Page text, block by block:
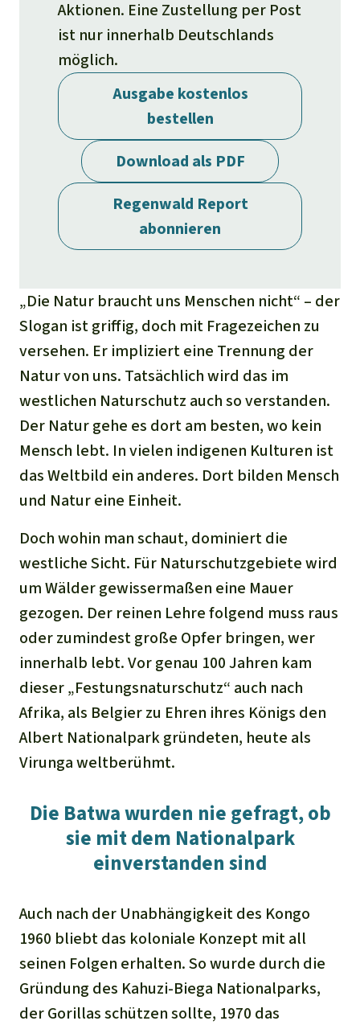
Aluminium
Gold
Fleisch und Soja
Landraub
Wilderei
Staudämme
Zement und Beton
Ältere Ausgaben
Transparenz
Freianzeigen
Italiano
Português
Indonesia
Waldschutz
Schutz von Indigenen
Spenden für eine Region
Südostasien
Lateinamerika
Aktionen. Eine Zustellung per Post
ist nur innerhalb Deutschlands
möglich.
Ausgabe kostenlos
bestellen
Download als PDF
Regenwald Report
abonnieren
„Die Natur braucht uns Menschen nicht“ – der
Slogan ist griffig, doch mit Fragezeichen zu
versehen. Er impliziert eine Trennung der
Natur von uns. Tatsächlich wird das im
westlichen Naturschutz auch so verstanden.
Der Natur gehe es dort am besten, wo kein
Mensch lebt. In vielen indigenen Kulturen ist
das Weltbild ein anderes. Dort bilden Mensch
und Natur eine Einheit.
Doch wohin man schaut, dominiert die
westliche Sicht. Für Naturschutzgebiete wird
um Wälder gewissermaßen eine Mauer
gezogen. Der reinen Lehre folgend muss raus
oder zumindest große Opfer bringen, wer
innerhalb lebt. Vor genau 100 Jahren kam
dieser „Festungsnaturschutz“ auch nach
Afrika, als Belgier zu Ehren ihres Königs den
Albert Nationalpark gründeten, heute als
Virunga weltberühmt.
Die Batwa wurden nie gefragt, ob
sie mit dem Nationalpark
einverstanden sind
Auch nach der Unabhängigkeit des Kongo
1960 bliebt das koloniale Konzept mit all
seinen Folgen erhalten. So wurde durch die
Gründung des Kahuzi-Biega Nationalparks,
der Gorillas schützen sollte, 1970 das